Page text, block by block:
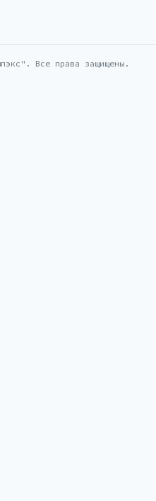
Все права защищены.